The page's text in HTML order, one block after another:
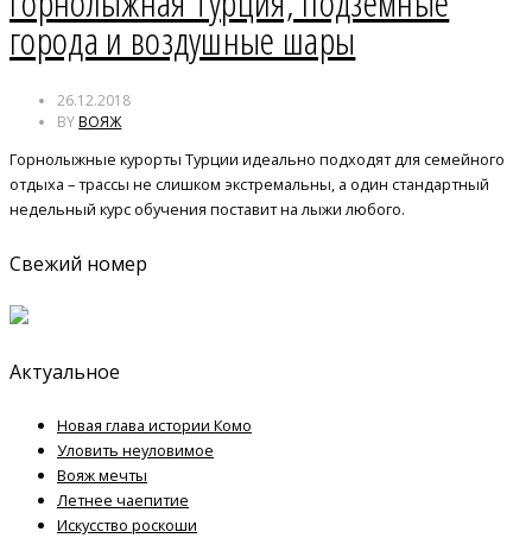
города и воздушные шары
26.12.2018
BYВОЯЖ
Горнолыжные курорты Турции идеально подходят для семейного
отдыха – трассы не слишком экстремальны, а один стандартный
недельный курс обучения поставит на лыжи любого.
Свежий номер
Актуальное
Новая глава истории Комо
Уловить неуловимое
Вояж мечты
Летнее чаепитие
Искусство роскоши